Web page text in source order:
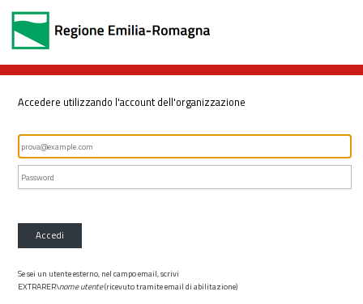
Accedere utilizzando l'account dell'organizzazione
Accedi
Se sei un utente esterno, nel campo email, scrivi
EXTRARER\nome utente(ricevuto tramite email di abilitazione)